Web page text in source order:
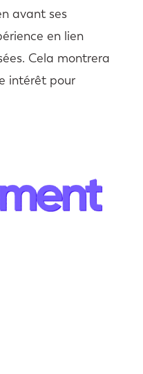
avant ses
en lien
Cela montrera
intérêt pour